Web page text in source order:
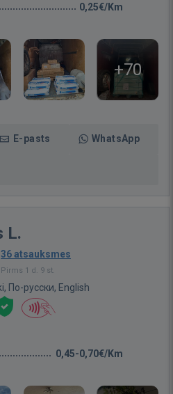
0,25€/Km
+70
E-pasts WhatsApp
L.
36 atsauksmes
1 d. 9 st.
По-русски, English
0,45-0,70€/Km